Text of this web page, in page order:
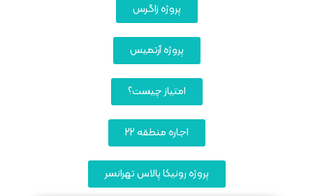
پروژه زاگرس
پروژه آرتمیس
امتیاز چیست؟
اجاره منطقه 22
پروژه رونیکا پالاس تهرانسر